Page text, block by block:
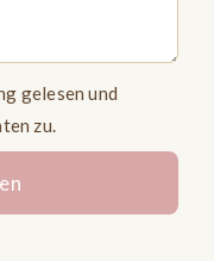
gelesen und
zu.